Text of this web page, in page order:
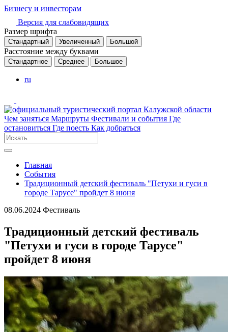
Бизнесу и инвесторам
Версия для слабовидящих
Размер шрифта
Стандартный Увеличенный Большой
Расстояние между буквами
Стандартное Среднее Большое
ru
Чем заняться Маршруты Фестивали и события Где
остановиться Где поесть Как добраться
Главная
События
Традиционный детский фестиваль "Петухи и гуси в
городе Тарусе" пройдет 8 июня
08.06.2024 Фестиваль
Традиционный детский фестиваль
"Петухи и гуси в городе Тарусе"
пройдет 8 июня